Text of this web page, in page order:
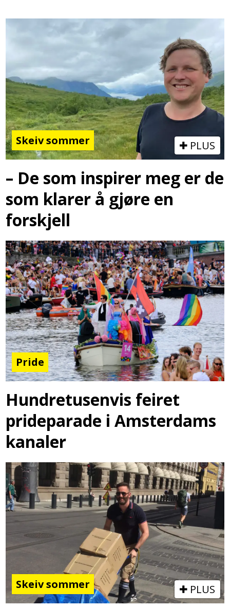
Skeiv sommer PLUS
– De som inspirer meg er de
som klarer å gjøre en
forskjell
Pride
Hundretusenvis feiret
prideparade i Amsterdams
kanaler
Skeiv sommer PLUS